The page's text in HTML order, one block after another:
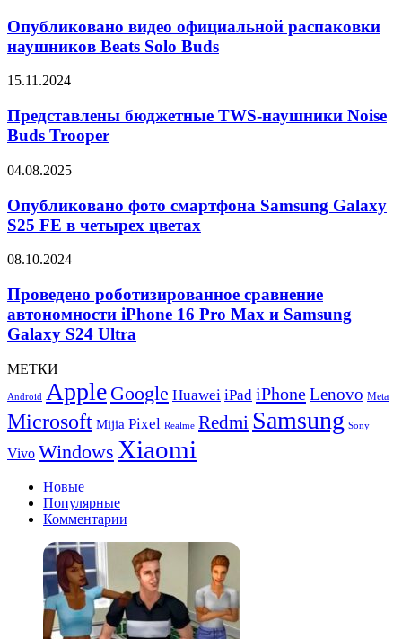
официальной
распаковки
наушников
Solo
Опубликовано видео официальной распаковки
наушников Beats Solo Buds
Представлены
TWS-
наушники
Noise
Trooper
15.11.2024
Представлены бюджетные TWS-наушники Noise
Buds Trooper
Опубликовано
смартфона
Samsung
Galaxy
FE
четырех
цветах
04.08.2025
Опубликовано фото смартфона Samsung Galaxy
S25 FE в четырех цветах
Проведено
сравнение
автономности
iPhone
16
Max
Samsung
Galaxy
S24
Ultra
08.10.2024
Проведено роботизированное сравнение
автономности iPhone 16 Pro Max и Samsung
Galaxy S24 Ultra
МЕТКИ
Android Apple Google Huawei iPad iPhoneLenovo Meta
Microsoft Mijia Pixel Realme Redmi Samsung Sony
Vivo Windows Xiaomi
Новые
Популярные
Комментарии